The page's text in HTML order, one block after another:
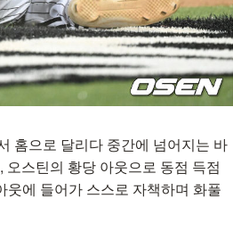
홈으로 달리다 중간에 넘어지는 바
스틴의 황당 아웃으로 동점 득점
에 들어가 스스로 자책하며 화풀